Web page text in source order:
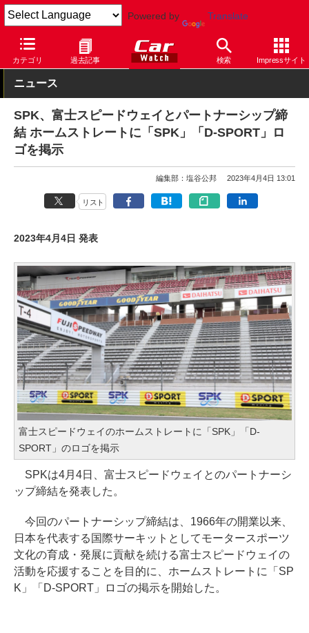
Powered by Translate
カテゴリ 過去記事 検索 Impressサイト
Car Watch 自動車 ダイハツ
ニュース
SPK、富士スピードウェイとパートナーシップ締
結 ホームストレートに「SPK」「D-SPORT」ロ
ゴを掲示
編集部：塩谷公邦 2023年4月4日 13:01
リスト
2023年4月4日 発表
富士スピードウェイのホームストレートに「SPK」「D-
SPORT」のロゴを掲示
SPKは4月4日、富士スピードウェイとのパートナーシ
ップ締結を発表した。
今回のパートナーシップ締結は、1966年の開業以来、
日本を代表する国際サーキットとしてモータースポーツ
文化の育成・発展に貢献を続ける富士スピードウェイの
活動を応援することを目的に、ホームストレートに「SP
K」「D-SPORT」ロゴの掲示を開始した。